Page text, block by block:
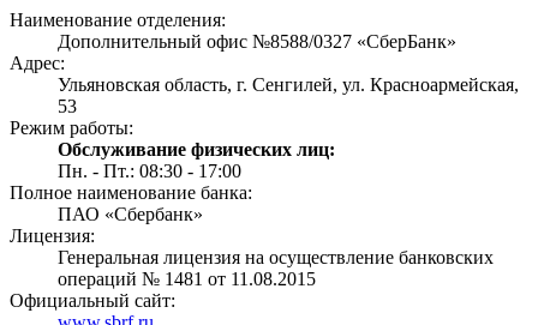
Наименование отделения:
Дополнительный офис №8588/0327 «СберБанк»
Адрес:
Ульяновская область, г. Сенгилей, ул. Красноармейская,
53
Режим работы:
Обслуживание физических лиц:
Пн. - Пт.: 08:30 - 17:00
Полное наименование банка:
ПАО «Сбербанк»
Лицензия:
Генеральная лицензия на осуществление банковских
операций № 1481 от 11.08.2015
Официальный сайт: